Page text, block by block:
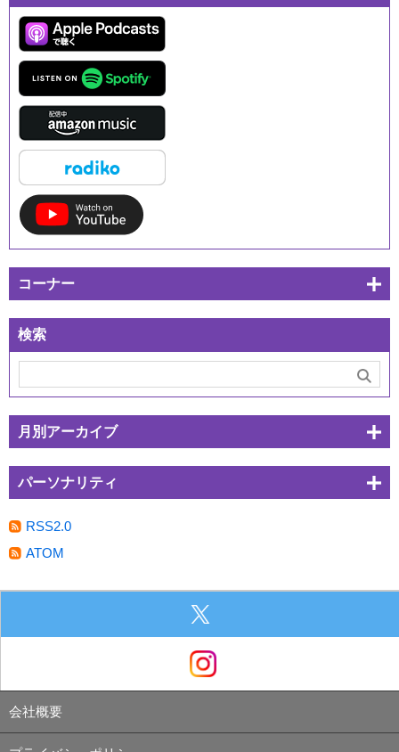
コーナー
検索
月別アーカイブ
パーソナリティ
RSS2.0
ATOM
会社概要